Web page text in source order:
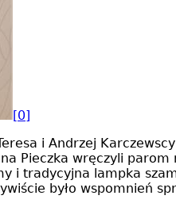
[0]
i Andrzej
Pieczka wręczyli parom
i tradycyjna lampka
było wspomnień